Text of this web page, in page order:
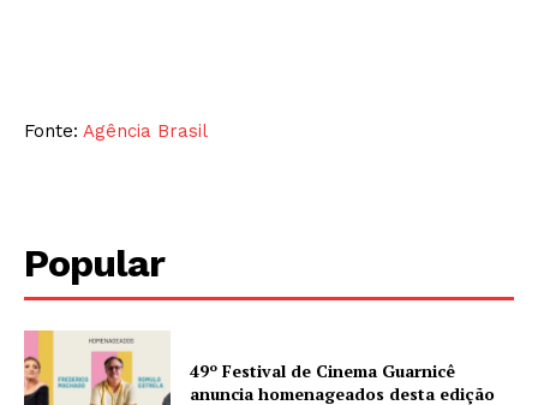
Fonte: Agência Brasil
Popular
49º Festival de Cinema Guarnicê
anuncia homenageados desta edição